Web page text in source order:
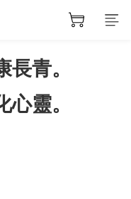
青。
心靈。